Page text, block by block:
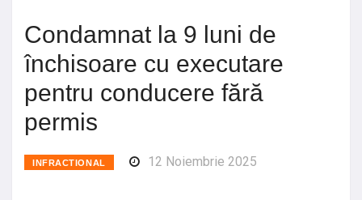
Condamnat la 9 luni de
închisoare cu executare
pentru conducere fără
permis
INFRACTIONAL 12 Noiembrie 2025